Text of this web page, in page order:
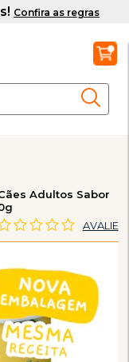
Adultos Sabor
AVALIE